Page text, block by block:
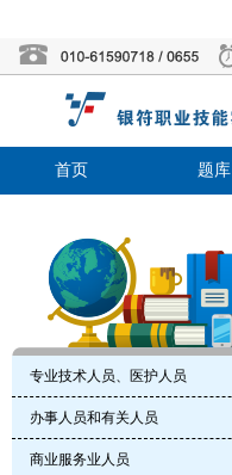
首页 题库
专业技术人员、医护人员
办事人员和有关人员
商业服务业人员